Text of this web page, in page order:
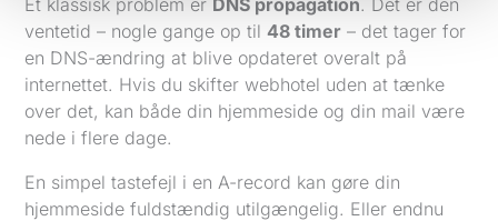
ventetid – nogle gange op til48 timer – det tager for
en DNS-ændring at blive opdateret overalt på
internettet. Hvis du skifter webhotel uden at tænke
over det, kan både din hjemmeside og din mail være
nede i flere dage.
En simpel tastefejl i en A-record kan gøre din
hjemmeside fuldstændig utilgængelig. Eller endnu